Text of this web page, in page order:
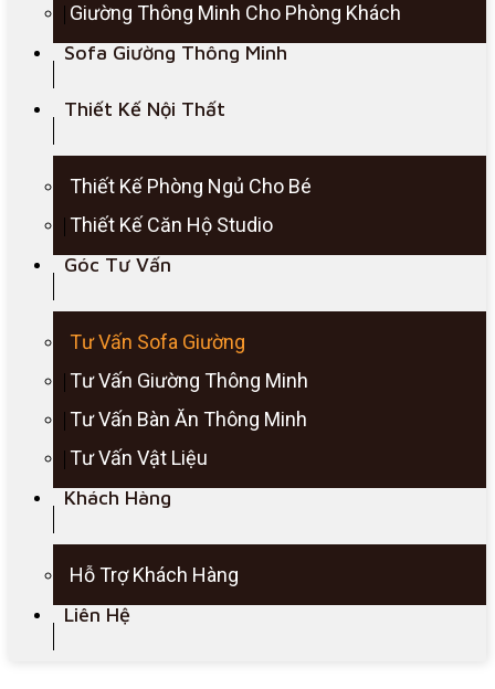
Giường Thông Minh Cho Phòng Khách
Sofa Giường Thông Minh
Thiết Kế Nội Thất
Thiết Kế Phòng Ngủ Cho Bé
Thiết Kế Căn Hộ Studio
Góc Tư Vấn
Tư Vấn Sofa Giường
Tư Vấn Giường Thông Minh
Tư Vấn Bàn Ăn Thông Minh
Tư Vấn Vật Liệu
Khách Hàng
Hỗ Trợ Khách Hàng
Liên Hệ